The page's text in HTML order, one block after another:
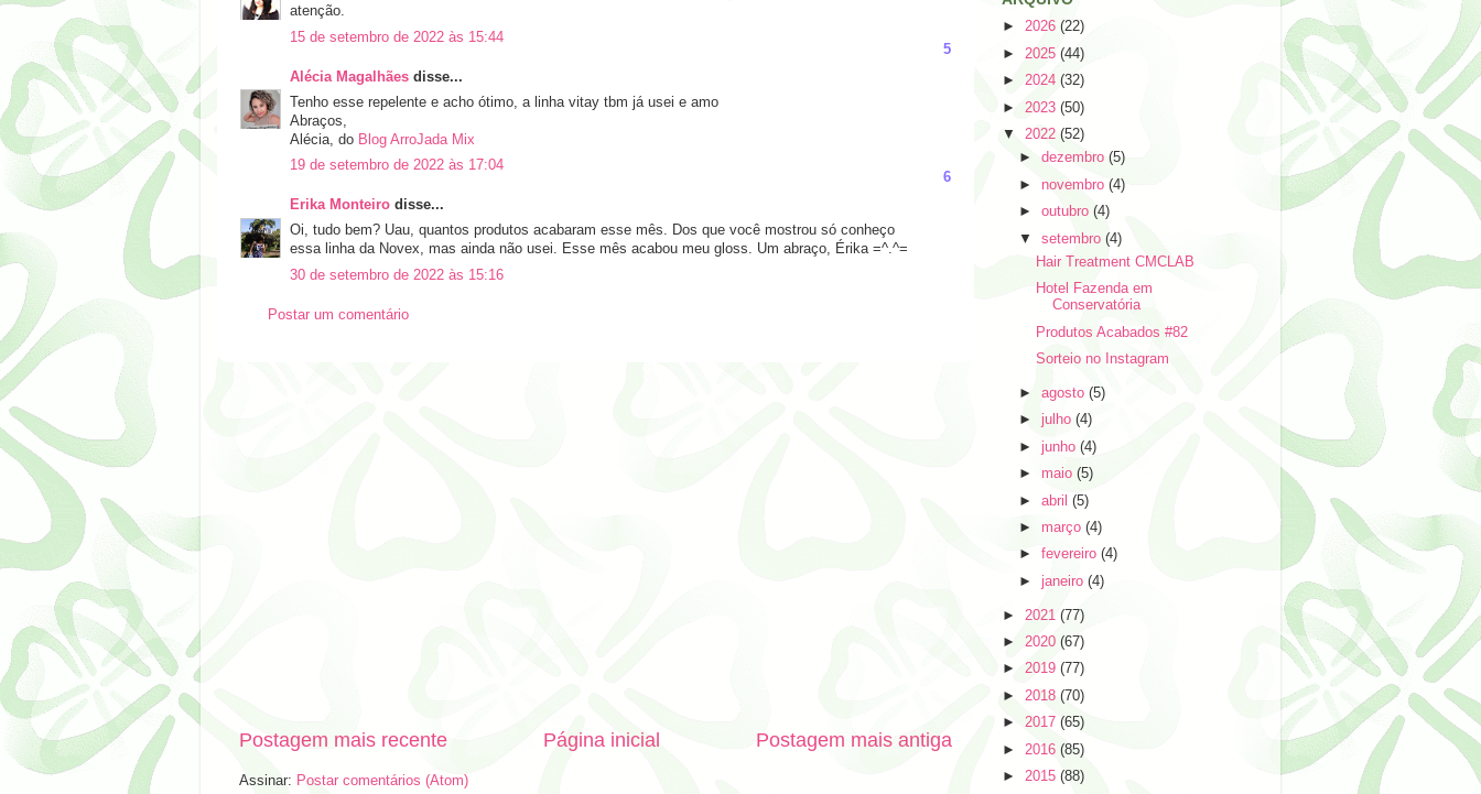
atenção.
15 de setembro de 2022 às 15:44
Alécia Magalhães disse...
5
Tenho esse repelente e acho ótimo, a linha vitay tbm já usei e amo
Abraços,
Alécia, do Blog ArroJada Mix
19 de setembro de 2022 às 17:04
Erika Monteiro disse...
6
Oi, tudo bem? Uau, quantos produtos acabaram esse mês. Dos que você mostrou só conheço
essa linha da Novex, mas ainda não usei. Esse mês acabou meu gloss. Um abraço, Érika =^.^=
30 de setembro de 2022 às 15:16
Postar um comentário
Postagem mais recente Postagem mais antiga
Página inicial
Assinar: Postar comentários (Atom)
► 2026 (22)
► 2025 (44)
► 2024 (32)
► 2023 (50)
▼ 2022 (52)
►dezembro(5)
► novembro(4)
►outubro(4)
▼setembro(4)
Hair Treatment CMCLAB
Hotel Fazenda em
Conservatória
Produtos Acabados #82
Sorteio no Instagram
►agosto(5)
► julho(4)
►junho(4)
► maio(5)
►abril(5)
► março(4)
►fevereiro(4)
► janeiro(4)
► 2021 (77)
► 2020 (67)
► 2019 (77)
► 2018 (70)
► 2017 (65)
► 2016 (85)
► 2015 (88)